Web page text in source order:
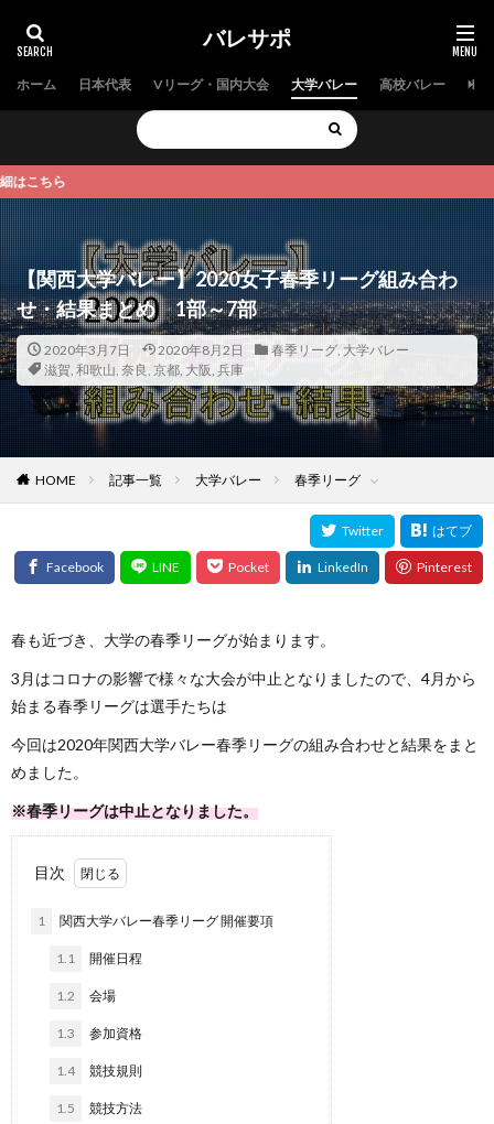
バレサポ
ホーム 日本代表 Vリーグ・国内大会 大学バレー 高校バレー 中
【関西大学バレー】2020女子春季リーグ組み合わ
せ・結果まとめ 1部～7部
2020年3月7日 2020年8月2日 春季リーグ, 大学バレー
滋賀, 和歌山, 奈良, 京都, 大阪, 兵庫
HOME 記事一覧 大学バレー 春季リーグ
春も近づき、大学の春季リーグが始まります。
3月はコロナの影響で様々な大会が中止となりましたので、4月から
始まる春季リーグは選手たちは
今回は2020年関西大学バレー春季リーグの組み合わせと結果をまと
めました。
※春季リーグは中止となりました。
目次
1 関西大学バレー春季リーグ 開催要項
1.1 開催日程
1.2 会場
1.3 参加資格
1.4 競技規則
1.5 競技方法